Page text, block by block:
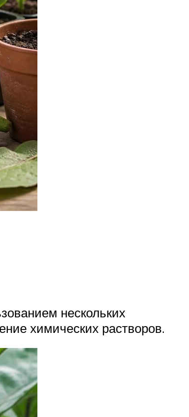
нескольких
химических растворов.